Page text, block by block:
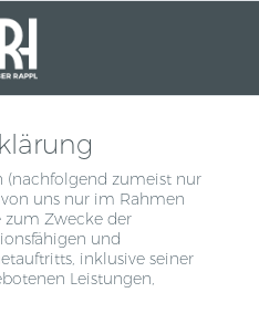
(nachfolgend zumeist nur
von uns nur im Rahmen
zum Zwecke der
und
inklusive seiner
Leistungen,